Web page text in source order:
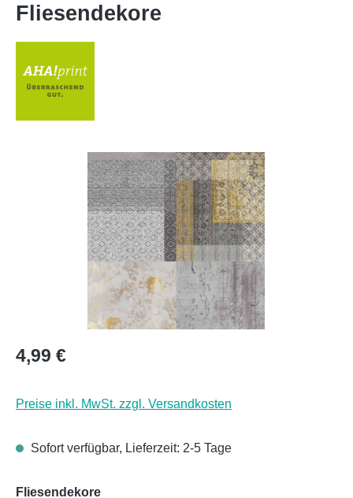
Fliesendekore
Regulärer Preis:
4,99 €
Preise inkl. MwSt. zzgl. Versandkosten
Sofort verfügbar, Lieferzeit: 2-5 Tage
Fliesendekoreauswählen